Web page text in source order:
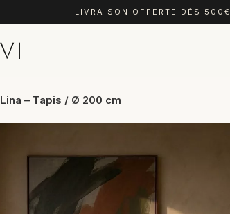
LIVRAISON OFFERTE DÈS 500€
Lina – Tapis / Ø 200 cm